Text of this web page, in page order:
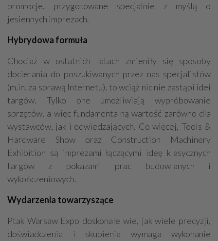
promocje, przygotowane specjalnie z myślą o
jesiennych imprezach.
Hybrydowa formuła
Chociaż w ostatnich latach zmieniły się sposoby
docierania do poszukiwanych przez nas specjalistów
(m.in. za sprawą Internetu), to wciąż nic nie zastąpi idei
targów. Tylko one umożliwiają wypróbowanie
sprzętów, a więc fundamentalną wartość zarówno dla
wystawców, jak i odwiedzających. Co więcej, Tools &
Hardware Show oraz Construction Machinery
Exhibition są imprezami łączącymi ideę klasycznych
targów z pokazami prac budowlanych i
wykończeniowych.
Wydarzenia towarzyszące
Ptak Warsaw Expo doskonale wie, jak wiele precyzji,
doświadczenia i skupienia wymaga wykonanie